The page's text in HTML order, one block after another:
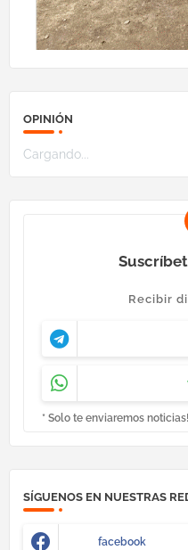
OPINIÓN
Cargando...
Recibir
* Solo te enviaremos noticias!
SÍGUENOS EN NUESTRAS
facebook